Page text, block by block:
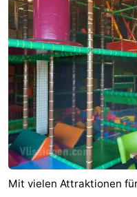
Mit vielen Attraktionen